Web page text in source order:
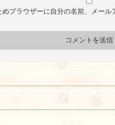
ブラウザーに自分の名前、メール